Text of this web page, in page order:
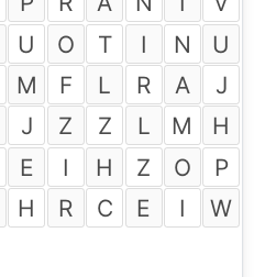
U O T I N
U
M F L R A
J
J Z Z L M
H
E I H Z O
P
H R C E I W